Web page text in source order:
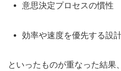
意思決定プロセスの慣性
効率や速度を優先する設
といったものが重なった結果、